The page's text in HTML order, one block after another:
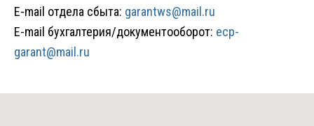
E-mail отдела сбыта: garantws@mail.ru
E-mail бухгалтерия/документооборот: ecp-
garant@mail.ru